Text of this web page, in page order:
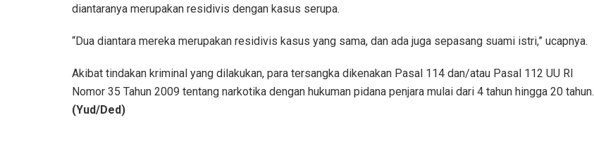
diantaranya merupakan residivis dengan kasus serupa.
“Dua diantara mereka merupakan residivis kasus yang sama, dan ada juga sepasang suami istri,” ucapnya.
Akibat tindakan kriminal yang dilakukan, para tersangka dikenakan Pasal 114 dan/atau Pasal 112 UU RI
Nomor 35 Tahun 2009 tentang narkotika dengan hukuman pidana penjara mulai dari 4 tahun hingga 20 tahun.
(Yud/Ded)